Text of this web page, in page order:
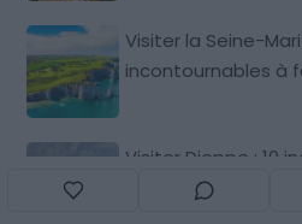
Visiter la Seine-
incontournables à
Visiter Dieppe : 10